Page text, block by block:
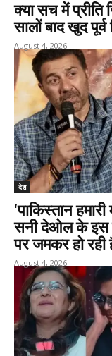
क्या सच में
सालों बाद खुद
August 4, 2026
देश
‘पाकिस्तान
सनी देओल के इस
पर जमकर हो रही
August 4, 2026